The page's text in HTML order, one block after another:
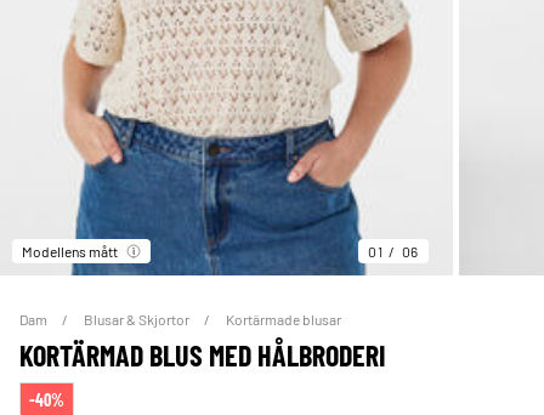
Modellens mått 01 06
Dam Blusar & Skjortor Kortärmade blusar
KORTÄRMAD BLUS MED HÅLBRODERI
-40%